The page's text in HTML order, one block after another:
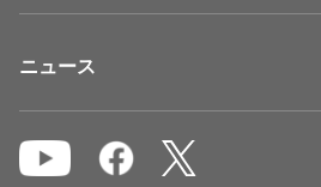
ニュース